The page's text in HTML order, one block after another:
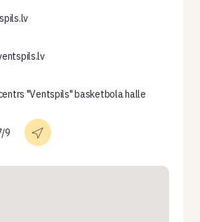
"Ventspils" basketbola halle
9